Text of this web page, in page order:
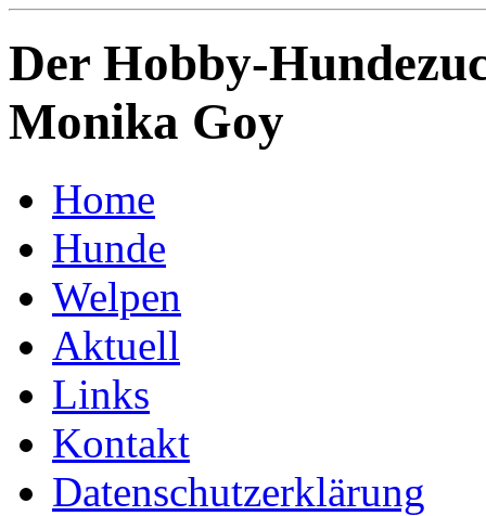
Der Hobby-
Monika Goy
Home
Hunde
Welpen
Aktuell
Links
Kontakt
Datenschutzerklärung